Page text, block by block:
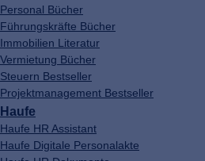
Personal Bücher
Führungskräfte Bücher
Immobilien Literatur
Vermietung Bücher
Steuern Bestseller
Projektmanagement Bestseller
Haufe
Haufe HR Assistant
Haufe Digitale Personalakte